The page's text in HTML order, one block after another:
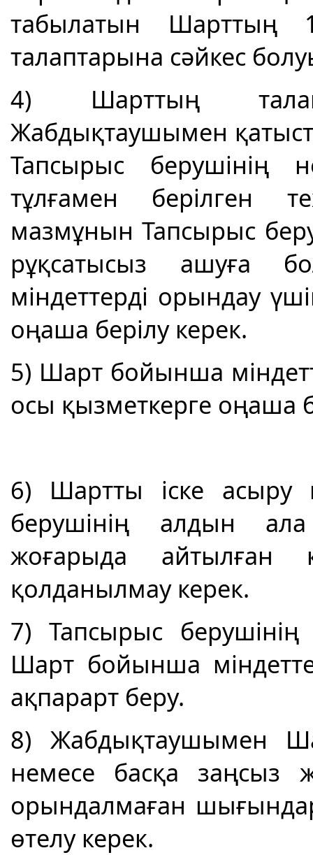
табылатын Шарттың
талаптарына сәйкес
4) Шарттың
Жабдықтаушымен
Тапсырыс берушінің
тұлғамен берілген
мазмұнын Тапсырыс
рұқсатысыз ашуға
міндеттерді орындау
оңаша берілу керек.
5) Шарт бойынша
осы қызметкерге оңаша
6) Шартты іске асыру
берушінің алдын ала
жоғарыда айтылған
қолданылмау керек.
7) Тапсырыс
Шарт бойынша
ақпарарт беру.
8) Жабдықтаушымен
немесе басқа заңсыз
орындалмаған
өтелу керек.